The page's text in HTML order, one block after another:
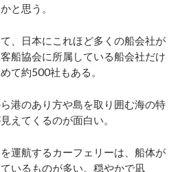
と思う。
、日本にこれほど多くの船会社が
船協会に所属している船会社だけ
て約500社もある。
港のあり方や島を取り囲む海の特
えてくるのが面白い。
運航するカーフェリーは、船体が
いるものが多い。穏やかで凪